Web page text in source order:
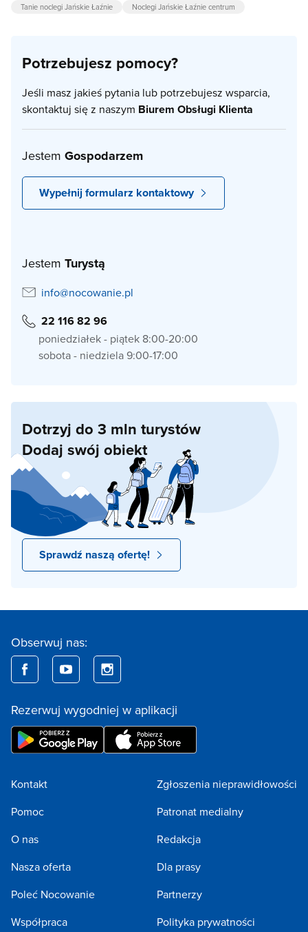
Tanie noclegi Jańskie Łaźnie Noclegi Jańskie Łaźnie centrum
Potrzebujesz pomocy?
Jeśli masz jakieś pytania lub potrzebujesz wsparcia,
skontaktuj się z naszym Biurem Obsługi Klienta
Jestem Gospodarzem
Wypełnij formularz kontaktowy
Jestem Turystą
info@nocowanie.pl
22 116 82 96
poniedziałek - piątek 8:00-20:00
sobota - niedziela 9:00-17:00
Dotrzyj do 3 mln turystów
Dodaj swój obiekt
Sprawdź naszą ofertę!
Obserwuj nas:
Rezerwuj wygodniej w aplikacji
Kontakt
Pomoc
O nas
Nasza oferta
Poleć Nocowanie
Współpraca
Zgłoszenia nieprawidłowości
Patronat medialny
Redakcja
Dla prasy
Partnerzy
Polityka prywatności